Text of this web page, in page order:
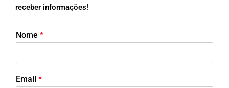
receber informações!
Nome *
Email *